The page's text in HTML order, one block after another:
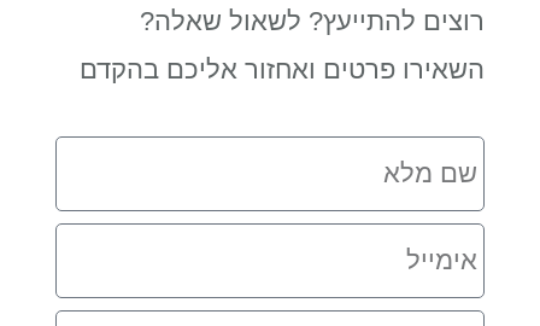
רוצים להתייעץ? לשאול שאלה?
השאירו פרטים ואחזור אליכם בהקדם
שם
מלא
אימייל
מספר